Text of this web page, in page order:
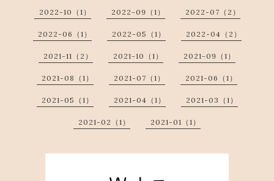
2022-10（1） 2022-09（1） 2022-07（2）
2022-06（1） 2022-05（1） 2022-04（2）
2021-11（2） 2021-10（1） 2021-09（1）
2021-08（1） 2021-07（1） 2021-06（1）
2021-05（1） 2021-04（1） 2021-03（1）
2021-02（1） 2021-01（1）